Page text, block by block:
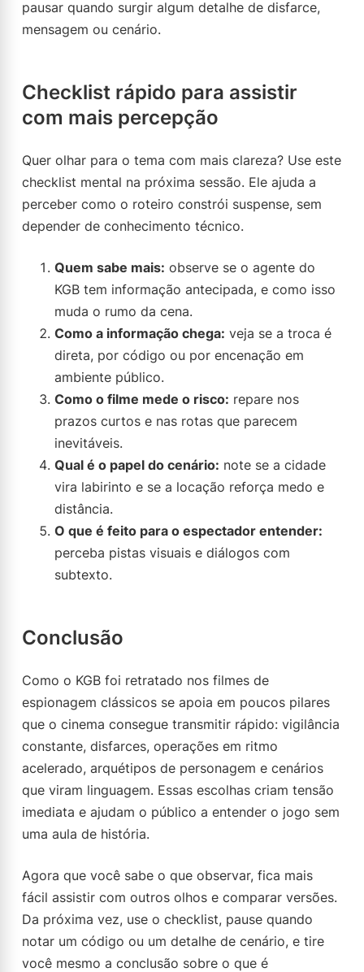
pausar quando surgir algum detalhe de disfarce,
mensagem ou cenário.
Checklist rápido para assistir
com mais percepção
Quer olhar para o tema com mais clareza? Use este
checklist mental na próxima sessão. Ele ajuda a
perceber como o roteiro constrói suspense, sem
depender de conhecimento técnico.
Quem sabe mais: observe se o agente do
KGB tem informação antecipada, e como isso
muda o rumo da cena.
Como a informação chega: veja se a troca é
direta, por código ou por encenação em
ambiente público.
Como o filme mede o risco: repare nos
prazos curtos e nas rotas que parecem
inevitáveis.
Qual é o papel do cenário: note se a cidade
vira labirinto e se a locação reforça medo e
distância.
O que é feito para o espectador entender:
perceba pistas visuais e diálogos com
subtexto.
Conclusão
Como o KGB foi retratado nos filmes de
espionagem clássicos se apoia em poucos pilares
que o cinema consegue transmitir rápido: vigilância
constante, disfarces, operações em ritmo
acelerado, arquétipos de personagem e cenários
que viram linguagem. Essas escolhas criam tensão
imediata e ajudam o público a entender o jogo sem
uma aula de história.
Agora que você sabe o que observar, fica mais
fácil assistir com outros olhos e comparar versões.
Da próxima vez, use o checklist, pause quando
notar um código ou um detalhe de cenário, e tire
você mesmo a conclusão sobre o que é